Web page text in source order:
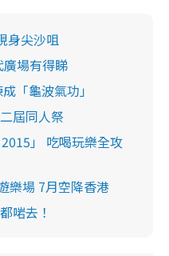
身尖沙咀
場有得睇
「龜波氣功」
屆同人祭
」 吃喝玩樂全攻
樂場 7月空降香港
啱去！